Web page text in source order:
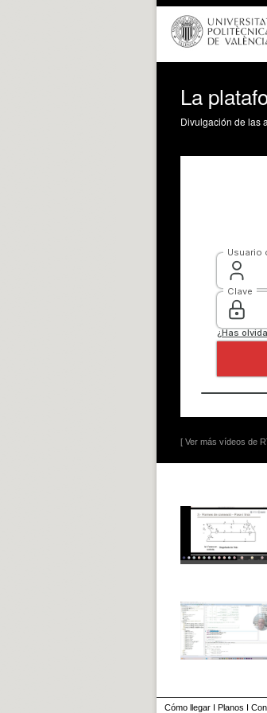
La
Divulgación de las
[ Ver más vídeos de
Cómo llegar I Planos I